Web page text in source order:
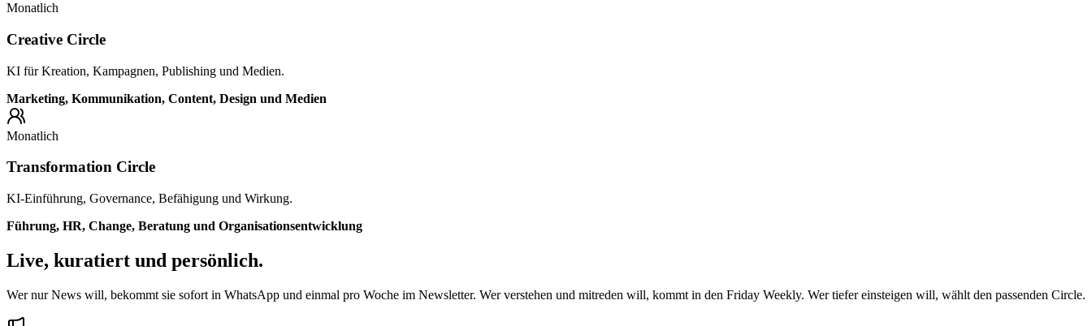
Monatlich
Creative Circle
KI für Kreation, Kampagnen, Publishing und Medien.
Marketing, Kommunikation, Content, Design und Medien
Monatlich
Transformation Circle
KI-Einführung, Governance, Befähigung und Wirkung.
Führung, HR, Change, Beratung und Organisationsentwicklung
Live, kuratiert und persönlich.
Wer nur News will, bekommt sie sofort in WhatsApp und einmal pro Woche im Newsletter. Wer verstehen und mitreden will, kommt in den Friday Weekly. Wer tiefer einsteigen will, wählt den passenden Circle.